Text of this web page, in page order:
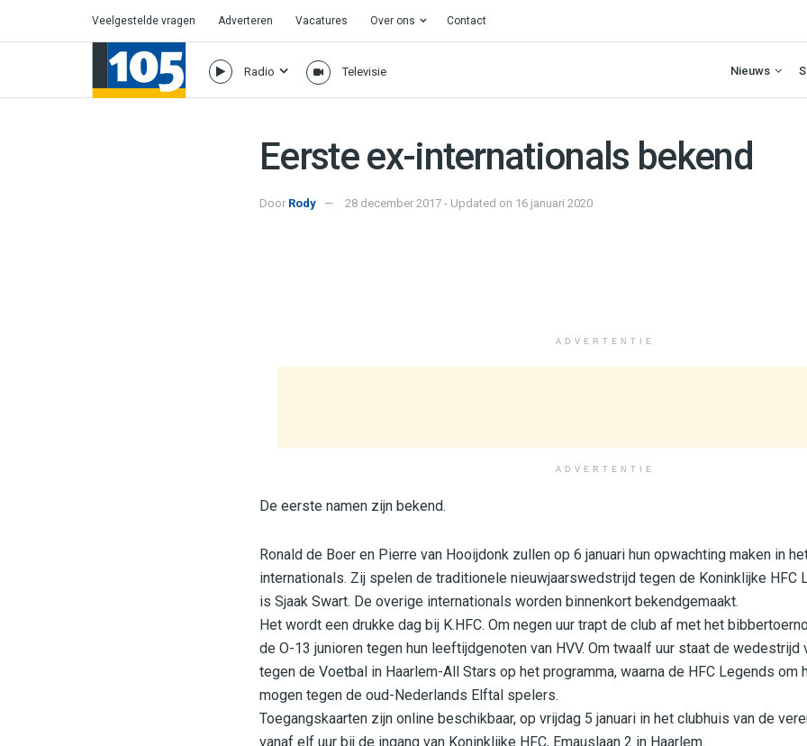
Veelgestelde vragen Adverteren Vacatures Over ons Contact
Radio Televisie Nieuws
Eerste ex-internationals bekend
Door Rody 28 december 2017 - Updated on 16 januari 2020
ADVERTENTIE
ADVERTENTIE
De eerste namen zijn bekend.
Ronald de Boer en Pierre van Hooijdonk zullen op 6 januari hun opwachting maken in
internationals. Zij spelen de traditionele nieuwjaarswedstrijd tegen de Koninklijke HFC
is Sjaak Swart. De overige internationals worden binnenkort bekendgemaakt.
Het wordt een drukke dag bij K.HFC. Om negen uur trapt de club af met het
de O-13 junioren tegen hun leeftijdgenoten van HVV. Om twaalf uur staat de wedestrijd
tegen de Voetbal in Haarlem-All Stars op het programma, waarna de HFC Legends om
mogen tegen de oud-Nederlands Elftal spelers.
Toegangskaarten zijn online beschikbaar, op vrijdag 5 januari in het clubhuis van de
vanaf elf uur bij de ingang van Koninklijke HFC, Emauslaan 2 in Haarlem.